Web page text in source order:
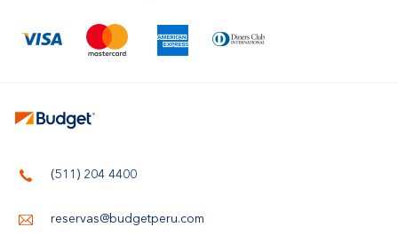
(511) 204 4400
reservas@budgetperu.com